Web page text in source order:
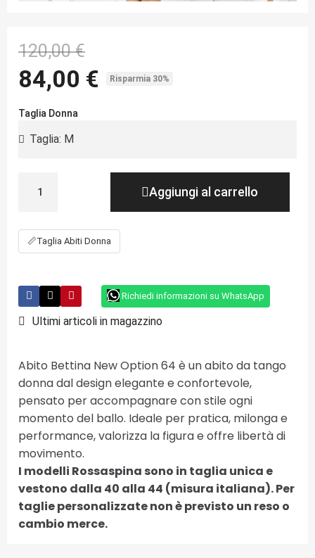
120,00 €
84,00 € Risparmia 30%
Taglia Donna
Aggiungi al carrello
📏Taglia Abiti Donna
Richiedi informazioni su WhatsApp
Ultimi articoli in magazzino
Abito Bettina New Option 64 è un abito da tango
donna dal design elegante e confortevole,
pensato per accompagnare con stile ogni
momento del ballo. Ideale per pratica, milonga e
performance, valorizza la figura e offre libertà di
movimento.
I modelli Rossaspina sono in taglia unica e
vestono dalla 40 alla 44 (misura italiana). Per
taglie personalizzate non è previsto un reso o
cambio merce.